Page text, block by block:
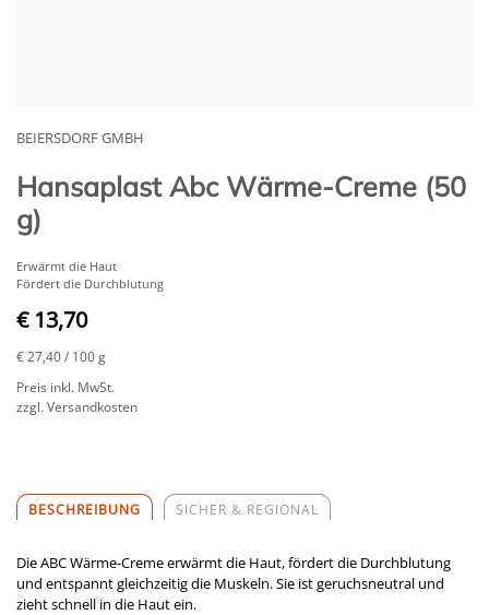
BEIERSDORF GMBH
Hansaplast Abc Wärme-Creme (50
g)
Erwärmt die Haut
Fördert die Durchblutung
€ 13,70
€ 27,40/ 100 g
Preis inkl. MwSt.
zzgl. Versandkosten
BESCHREIBUNG SICHER & REGIONAL
Die ABC Wärme-Creme erwärmt die Haut, fördert die Durchblutung
und entspannt gleichzeitig die Muskeln. Sie ist geruchsneutral und
zieht schnell in die Haut ein.